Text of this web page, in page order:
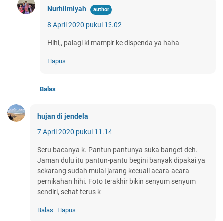
Nurhilmiyah
8 April 2020 pukul 13.02
Hihi,, palagi kl mampir ke dispenda ya haha
Hapus
Balas
hujan di jendela
7 April 2020 pukul 11.14
Seru bacanya k. Pantun-pantunya suka banget deh.
Jaman dulu itu pantun-pantu begini banyak dipakai ya
sekarang sudah mulai jarang kecuali acara-acara
pernikahan hihi. Foto terakhir bikin senyum senyum
sendiri, sehat terus k
Balas Hapus